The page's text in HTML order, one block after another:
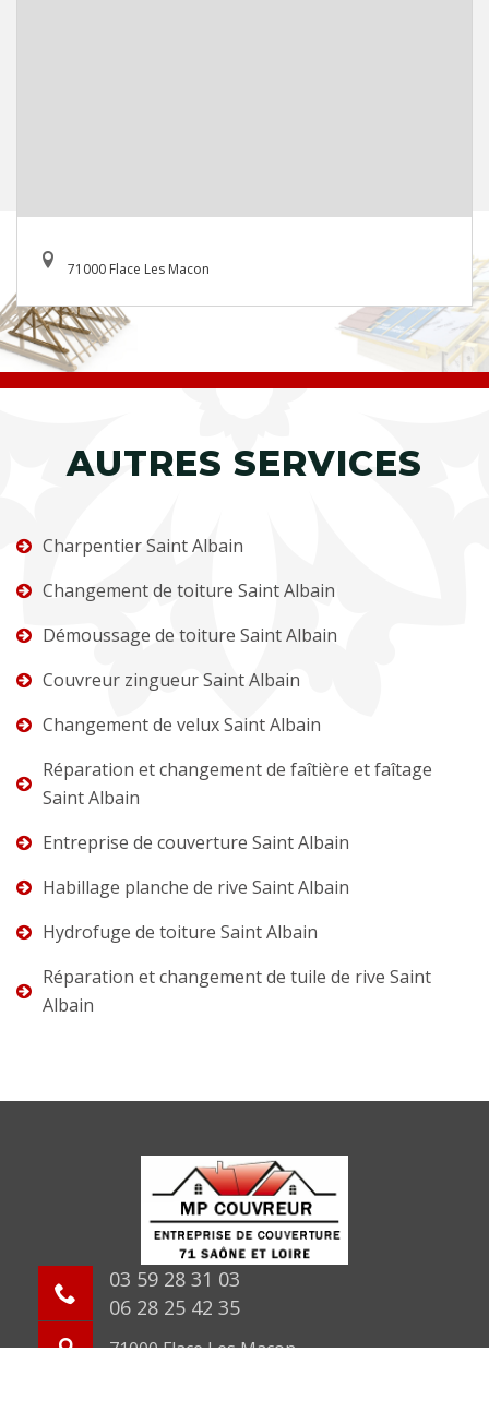
71000 Flace Les Macon
AUTRES SERVICES
Charpentier Saint Albain
Changement de toiture Saint Albain
Démoussage de toiture Saint Albain
Couvreur zingueur Saint Albain
Changement de velux Saint Albain
Réparation et changement de faîtière et faîtage
Saint Albain
Entreprise de couverture Saint Albain
Habillage planche de rive Saint Albain
Hydrofuge de toiture Saint Albain
Réparation et changement de tuile de rive Saint
Albain
03 59 28 31 03
06 28 25 42 35
71000 Flace Les Macon